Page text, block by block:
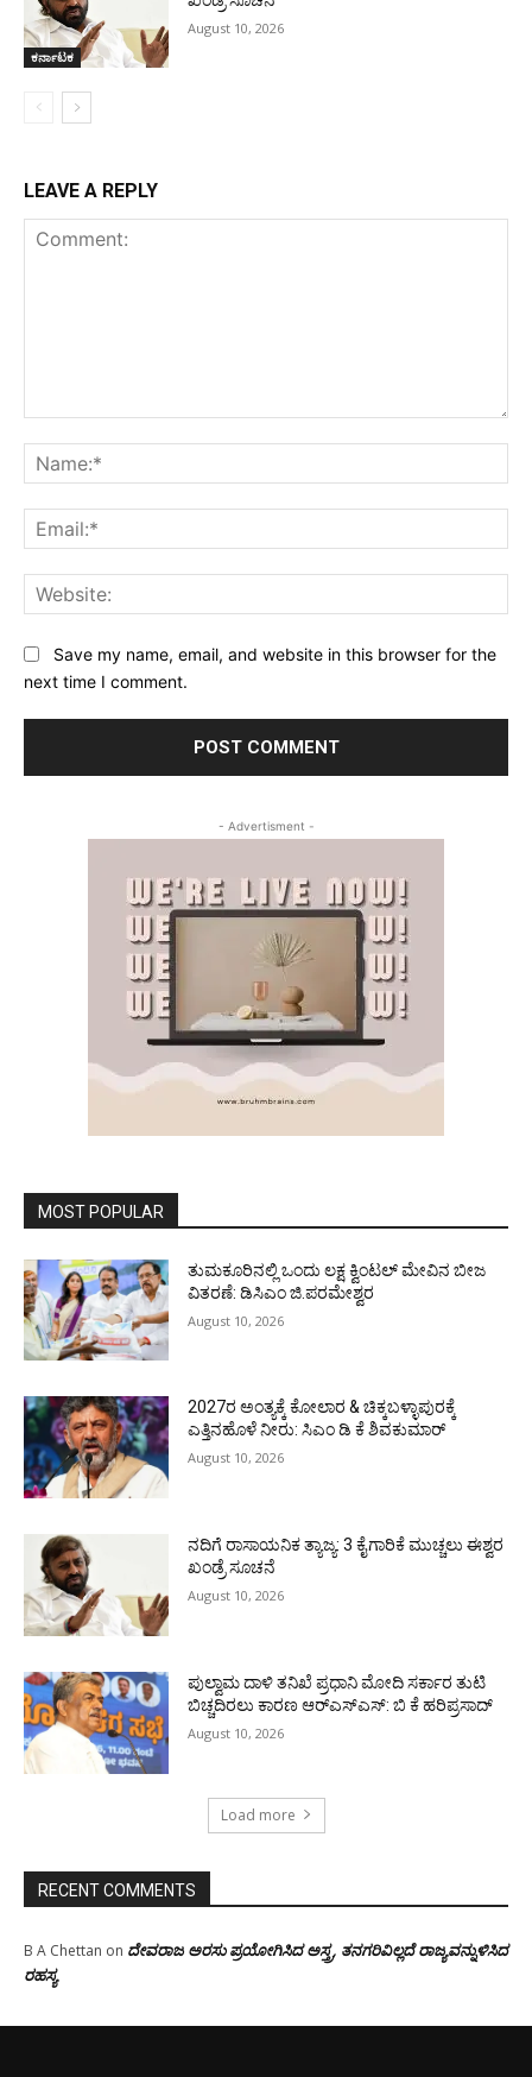
ಕರ್ನಾಟಕ
August 10, 2026
LEAVE A REPLY
Save my name, email, and website in this browser for the
next time I comment.
- Advertisment -
MOST POPULAR
ತುಮಕೂರಿನಲ್ಲಿ ಒಂದು ಲಕ್ಷ ಕ್ವಿಂಟಲ್ ಮೇವಿನ ಬೀಜ
ವಿತರಣೆ: ಡಿಸಿಎಂ ಜಿ.ಪರಮೇಶ್ವರ
August 10, 2026
2027ರ ಅಂತ್ಯಕ್ಕೆ ಕೋಲಾರ & ಚಿಕ್ಕಬಳ್ಳಾಪುರಕ್ಕೆ
ಎತ್ತಿನಹೊಳೆ ನೀರು: ಸಿಎಂ ಡಿ ಕೆ ಶಿವಕುಮಾರ್
August 10, 2026
ನದಿಗೆ ರಾಸಾಯನಿಕ ತ್ಯಾಜ್ಯ: 3 ಕೈಗಾರಿಕೆ ಮುಚ್ಚಲು ಈಶ್ವರ
ಖಂಡ್ರೆ ಸೂಚನೆ
August 10, 2026
ಪುಲ್ವಾಮ ದಾಳಿ ತನಿಖೆ ಪ್ರಧಾನಿ ಮೋದಿ ಸರ್ಕಾರ ತುಟಿ
ಬಿಚ್ಚದಿರಲು ಕಾರಣ ಆರ್‌ಎಸ್ಎಸ್: ಬಿ ಕೆ ಹರಿಪ್ರಸಾದ್
August 10, 2026
Load more
RECENT COMMENTS
B A Chettan on ದೇವರಾಜ ಅರಸು ಪ್ರಯೋಗಿಸಿದ ಅಸ್ತ್ರ, ತನಗರಿವಿಲ್ಲದೆ ರಾಜ್ಯವನ್ನುಳಿಸಿದ
ರಹಸ್ಯ